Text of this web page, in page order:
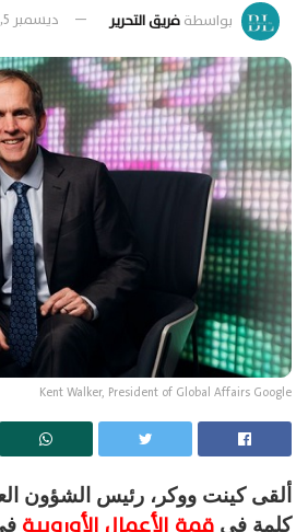
بواسطةفريق التحرير ديسمبر 5, 2023
Kent Walker, President of Global Affairs Google
ألقى كينت ووكر، رئيس الشؤون
كلمة في